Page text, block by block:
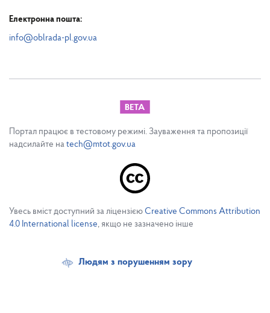
Електронна пошта:
info@oblrada-pl.gov.ua
Портал працює в тестовому режимі. Зауваження та пропозиції
надсилайте на tech@mtot.gov.ua
Увесь вміст доступний за ліцензією Creative Commons Attribution
4.0 International license, якщо не зазначено інше
Людям з порушенням зору